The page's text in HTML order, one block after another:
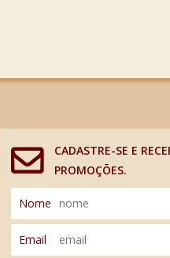
CADASTRE-SE E
PROMOÇÕES.
Nome
Email